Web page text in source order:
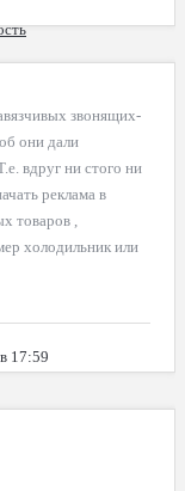
звонящих-
они дали
вдруг ни стого ни
реклама в
товаров ,
холодильник или
17:59